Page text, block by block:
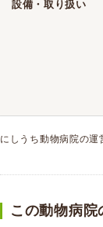
設備・取り扱い
にしうち動物病院の運
この動物病院